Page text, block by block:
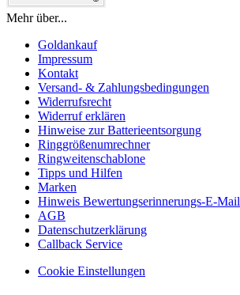
Mehr über...
Goldankauf
Impressum
Kontakt
Versand- & Zahlungsbedingungen
Widerrufsrecht
Widerruf erklären
Hinweise zur Batterieentsorgung
Ringgrößenumrechner
Ringweitenschablone
Tipps und Hilfen
Marken
Hinweis Bewertungserinnerungs-E-Mail
AGB
Datenschutzerklärung
Callback Service
Cookie Einstellungen